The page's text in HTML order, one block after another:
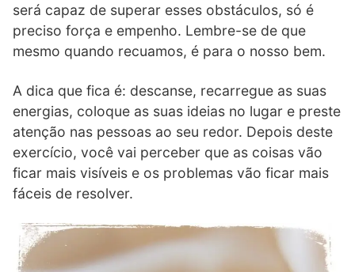
será capaz de superar esses obstáculos, só é
preciso força e empenho. Lembre-se de que
mesmo quando recuamos, é para o nosso bem.
A dica que fica é: descanse, recarregue as suas
energias, coloque as suas ideias no lugar e preste
atenção nas pessoas ao seu redor. Depois deste
exercício, você vai perceber que as coisas vão
ficar mais visíveis e os problemas vão ficar mais
fáceis de resolver.